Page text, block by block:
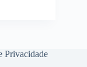
Privacidade